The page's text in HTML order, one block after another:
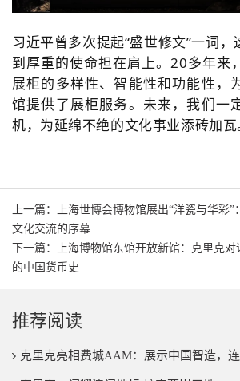
习近平曾多次提起“盛世修文”一词
到厚重的使命担在肩上。20多年来
展柜的多样性、智能性和功能性，
馆提供了展柜服务。 未来，我们一
机，为延绵不绝的文化事业添砖加瓦
上一篇：上海世博会博物馆展出“洋瓷与华彩
文化交流的序幕
下一篇：上海博物馆东馆开放新馆：克里克
的中国货币史
推荐阅读
克里克亮相费城AAM：展示中国智造，连